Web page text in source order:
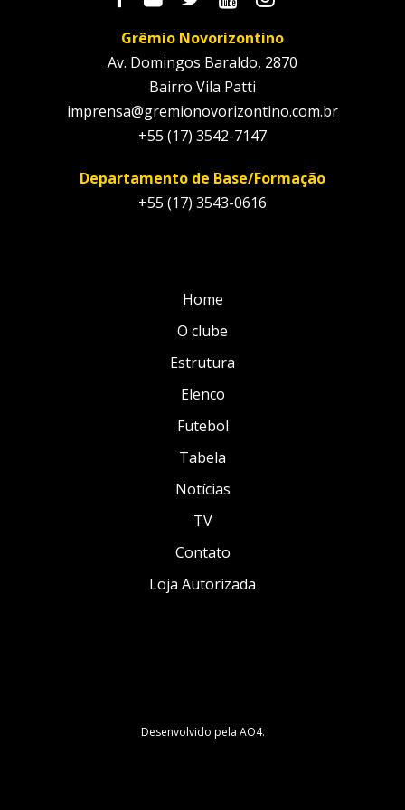
Grêmio Novorizontino
Av. Domingos Baraldo, 2870
Bairro Vila Patti
imprensa@gremionovorizontino.com.br
+55 (17) 3542-7147
Departamento de Base/Formação
+55 (17) 3543-0616
Home
O clube
Estrutura
Elenco
Futebol
Tabela
Notícias
TV
Contato
Loja Autorizada
Desenvolvido pela AO4.